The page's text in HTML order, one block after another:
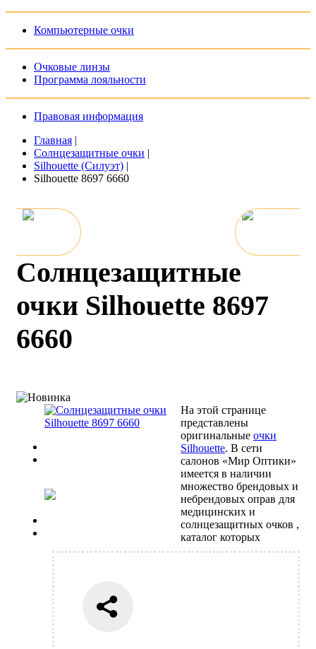
Компьютерные очки
Очковые линзы
Программа лояльности
Правовая информация
Главная |
Солнцезащитные очки |
Silhouette (Силуэт) |
Silhouette 8697 6660
Солнцезащитные
очки Silhouette 8697
6660
На этой странице
представлены
оригинальныеочки
Silhouette. В сети
салонов «Мир Оптики»
имеется в наличии
множество брендовых и
небрендовых оправ для
медицинских и
солнцезащитных очков ,
каталог которых